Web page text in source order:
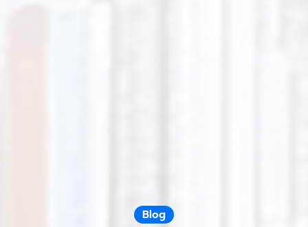
Blog